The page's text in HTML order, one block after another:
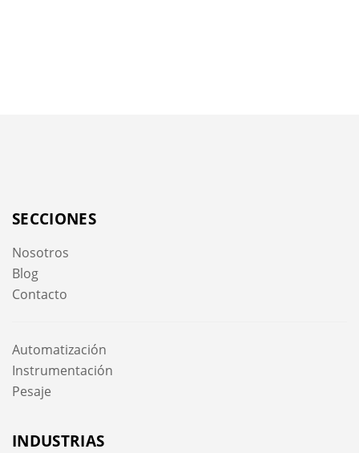
SECCIONES
Nosotros
Blog
Contacto
Automatización
Instrumentación
Pesaje
INDUSTRIAS